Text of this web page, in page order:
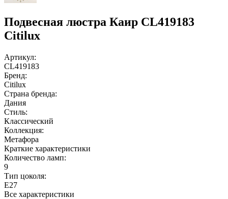
Подвесная люстра Каир CL419183
Citilux
Артикул:
CL419183
Бренд:
Citilux
Страна бренда:
Дания
Стиль:
Классический
Коллекция:
Метафора
Краткие характеристики
Количество ламп:
9
Тип цоколя:
E27
Все характеристики